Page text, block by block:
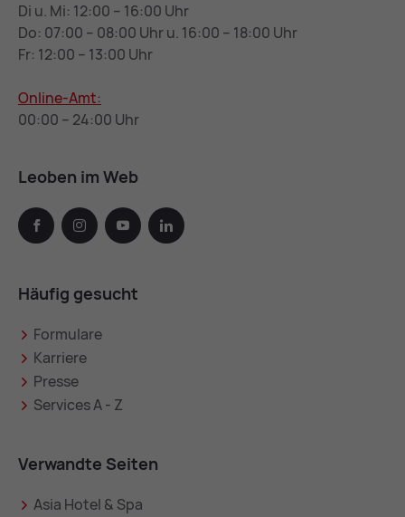
Di u. Mi: 12:00 – 16:00 Uhr
Do: 07:00 – 08:00 Uhr u. 16:00 – 18:00 Uhr
Fr: 12:00 – 13:00 Uhr
Online-Amt:
00:00 – 24:00 Uhr
Leoben im Web
facebook instagramyoutube linkedin
Häufig gesucht
Formulare
Karriere
Presse
Services A - Z
Verwandte Seiten
Asia Hotel & Spa